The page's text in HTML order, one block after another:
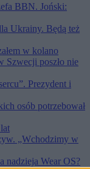
BBN. Joński:
Ukrainy. Będą też
w kolano
Szwecji poszło nie
Prezydent i
osób potrzebował
„Wchodzimy w
nadzieja Wear OS?
„zdarzenie